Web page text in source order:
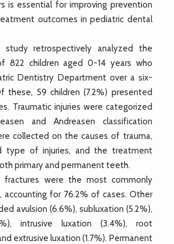
is essential for improving prevention
outcomes in pediatric dental
study retrospectively analyzed the
822 children aged 0-14 years who
Dentistry Department over a six-
these, 59 children (7.2%) presented
Traumatic injuries were categorized
and Andreasen classification
collected on the causes of trauma,
type of injuries, and the treatment
primary and permanent teeth.
fractures were the most commonly
accounting for 76.2% of cases. Other
avulsion (6.6%), subluxation (5.2%),
intrusive luxation (3.4%), root
extrusive luxation (1.7%). Permanent